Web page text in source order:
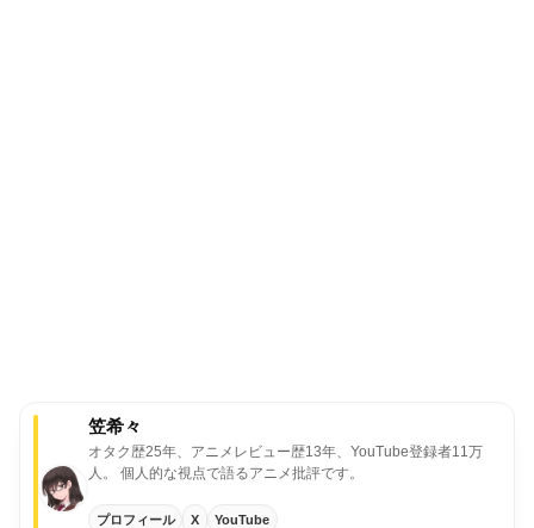
笠希々
オタク歴25年、アニメレビュー歴13年、YouTube登録者11万
人。
個人的な視点で語るアニメ批評です。
プロフィール X YouTube